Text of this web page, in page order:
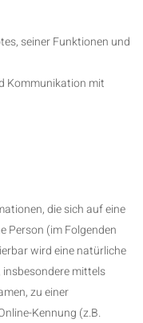
seiner Funktionen und
Kommunikation mit
die sich auf eine
Person (im Folgenden
wird eine natürliche
insbesondere mittels
zu einer
Kennung (z.B.